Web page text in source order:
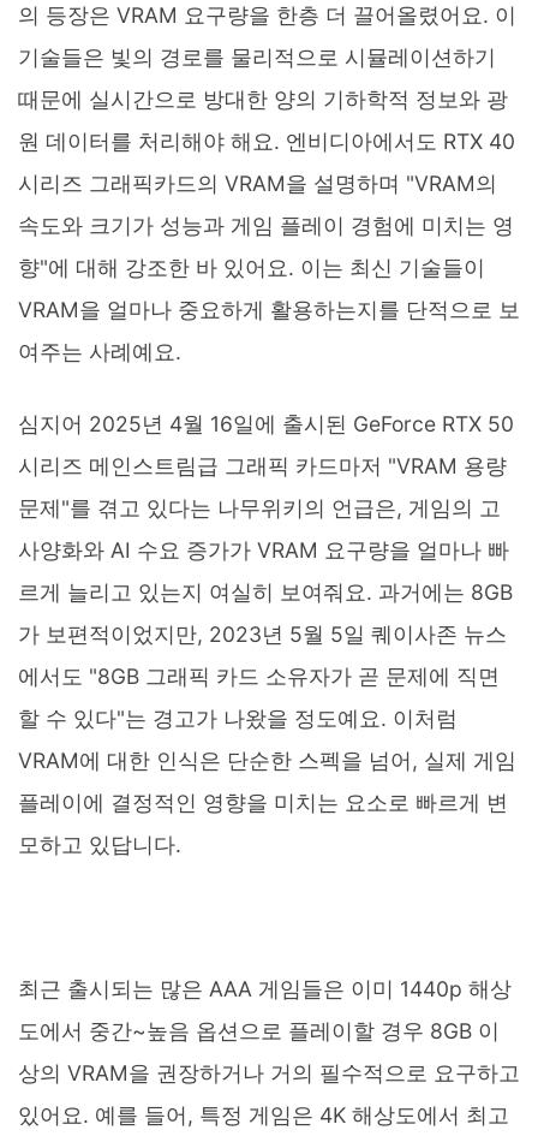
의 등장은 VRAM 요구량을 한층 더 끌어올렸어요. 이
기술들은 빛의 경로를 물리적으로 시뮬레이션하기
때문에 실시간으로 방대한 양의 기하학적 정보와 광
원 데이터를 처리해야 해요. 엔비디아에서도 RTX 40
시리즈 그래픽카드의 VRAM을 설명하며 "VRAM의
속도와 크기가 성능과 게임 플레이 경험에 미치는 영
향"에 대해 강조한 바 있어요. 이는 최신 기술들이
VRAM을 얼마나 중요하게 활용하는지를 단적으로 보
여주는 사례예요.
심지어 2025년 4월 16일에 출시된 GeForce RTX 50
시리즈 메인스트림급 그래픽 카드마저 "VRAM 용량
문제"를 겪고 있다는 나무위키의 언급은, 게임의 고
사양화와 AI 수요 증가가 VRAM 요구량을 얼마나 빠
르게 늘리고 있는지 여실히 보여줘요. 과거에는 8GB
가 보편적이었지만, 2023년 5월 5일 퀘이사존 뉴스
에서도 "8GB 그래픽 카드 소유자가 곧 문제에 직면
할 수 있다"는 경고가 나왔을 정도예요. 이처럼
VRAM에 대한 인식은 단순한 스펙을 넘어, 실제 게임
플레이에 결정적인 영향을 미치는 요소로 빠르게 변
모하고 있답니다.
최근 출시되는 많은 AAA 게임들은 이미 1440p 해상
도에서 중간~높음 옵션으로 플레이할 경우 8GB 이
상의 VRAM을 권장하거나 거의 필수적으로 요구하고
있어요. 예를 들어, 특정 게임은 4K 해상도에서 최고